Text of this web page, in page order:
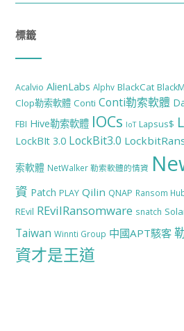
標籤
Acalvio AlienLabs Alphv BlackCat
Clop勒索軟體 Conti Conti勒索軟體
FBI Hive勒索軟體 IOCs IoT Lapsus$
LockBIt 3.0 LockBit3.0
索軟體 NetWalker 勒索軟體的情資
資 Patch PLAY Qilin QNAP Ransom
REvil REvilRansomware snatch
Taiwan Winnti Group 中國APT駭客
資才是王道